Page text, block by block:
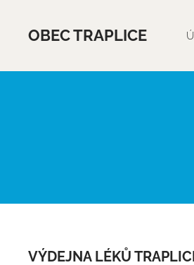
OBEC TRAPLICE
VÝDEJNA LÉKŮ